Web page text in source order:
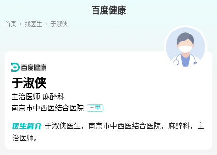
百度健康
首页 找医生 于淑侠
于淑侠
主治医师 麻醉科
南京市中西医结合医院
三甲
于淑侠医生，南京市中西医结合医院，麻醉科，主
治医师。